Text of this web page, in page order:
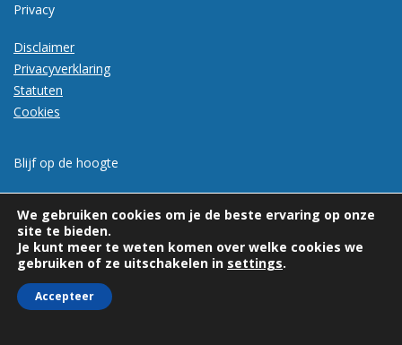
Privacy
Disclaimer
Privacyverklaring
Statuten
Cookies
Blijf op de hoogte
We gebruiken cookies om je de beste ervaring op onze
site te bieden.
Je kunt meer te weten komen over welke cookies we
gebruiken of ze uitschakelen in settings.
Accepteer